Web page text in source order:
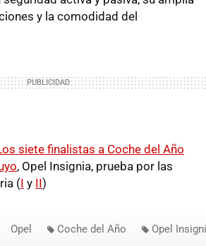
y la comodidad del
siete finalistas a Coche del Año
, Opel Insignia, prueba por las
(I y II)
Opel Coche del Año Opel